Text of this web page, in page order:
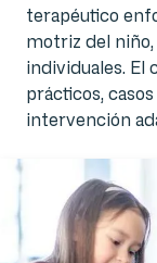
terapéutico
motriz del
individuales. El
prácticos,
intervención